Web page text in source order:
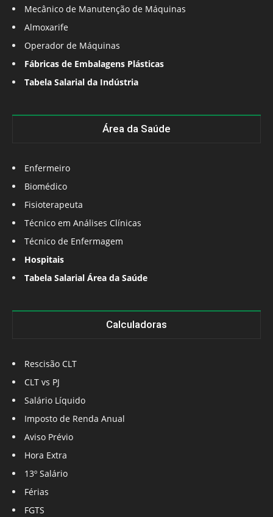
Mecânico de Manutenção de Máquinas
Almoxarife
Operador de Máquinas
Fábricas de Embalagens Plásticas
Tabela Salarial da Indústria
Área da Saúde
Enfermeiro
Biomédico
Fisioterapeuta
Técnico em Análises Clínicas
Técnico de Enfermagem
Hospitais
Tabela Salarial Área da Saúde
Calculadoras
Rescisão CLT
CLT vs PJ
Salário Líquido
Imposto de Renda Anual
Aviso Prévio
Hora Extra
13º Salário
Férias
FGTS